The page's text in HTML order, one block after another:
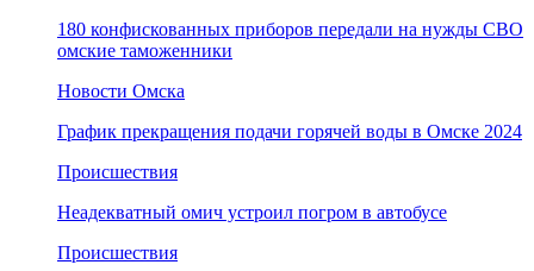
180 конфискованных приборов передали на нужды СВО
омские таможенники
Новости Омска
График прекращения подачи горячей воды в Омске 2024
Происшествия
Неадекватный омич устроил погром в автобусе
Происшествия